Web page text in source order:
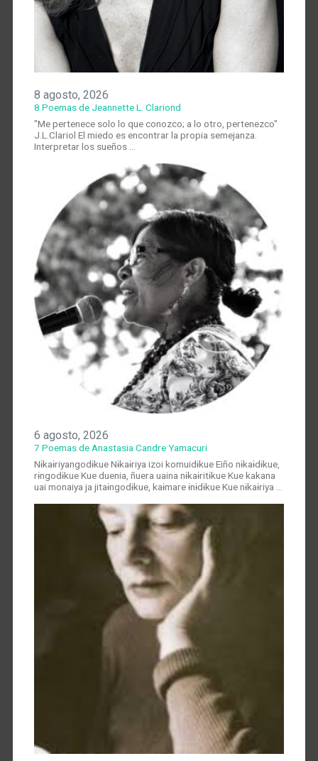
8 agosto, 2026
8 Poemas de Jeannette L. Clariond
"Me pertenece solo lo que conozco; a lo otro, pertenezco"
J.L.Clariol El miedo es encontrar la propia semejanza.
Interpretar los sueños …
6 agosto, 2026
7 Poemas de Anastasia Candre Yamacuri
Nɨkaɨriyangodɨkue Nɨkaɨriya izoi komuidɨkue Eiño nɨkaɨdɨkue,
rɨngodɨkue Kue duenia, ñuera uaina nɨkaɨritɨkue Kue kakana
uai monaiya ja jitaɨngodɨkue, kaɨmare ɨnɨdɨkue Kue nɨkaɨriya …